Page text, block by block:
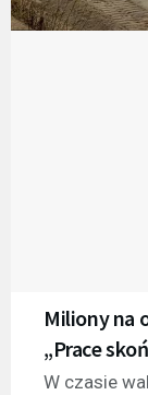
Miliony na
„Prace
W czasie